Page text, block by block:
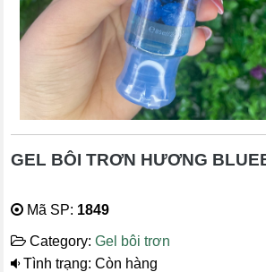
GEL BÔI TRƠN HƯƠNG
Mã SP: 1849
Category:Gel bôi trơn
Tình trạng: Còn hàng